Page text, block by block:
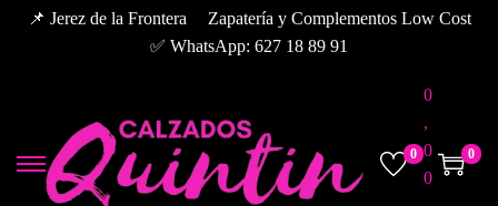
📌 Jerez de la Frontera
Zapatería y Complementos Low Cost
✅ WhatsApp: 627 18 89 91
0
0
,
0
0
0